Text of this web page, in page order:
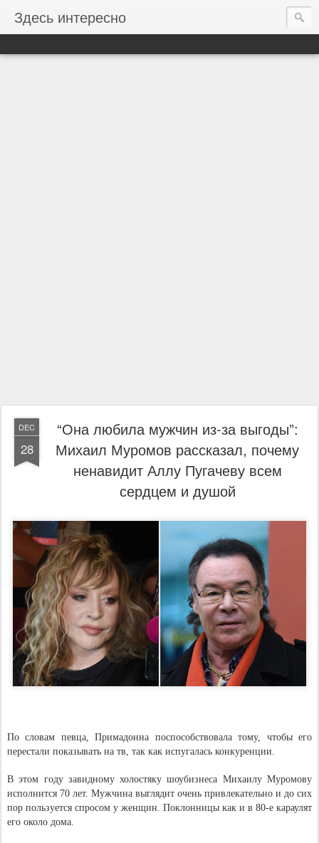
Здесь интересно
DEC
28
“Она любила мужчин из-за выгоды”:
Михаил Муромов рассказал, почему
ненавидит Аллу Пугачеву всем
сердцем и душой
По словам певца, Примадонна поспособствовала тому, чтобы его
перестали показывать на тв, так как испугалась конкуренции.
В этом году завидному холостяку шоубизнеса Михаилу Муромову
исполнится 70 лет. Мужчина выглядит очень привлекательно и до сих
пор пользуется спросом у женщин. Поклонницы как и в 80-е караулят
его около дома.